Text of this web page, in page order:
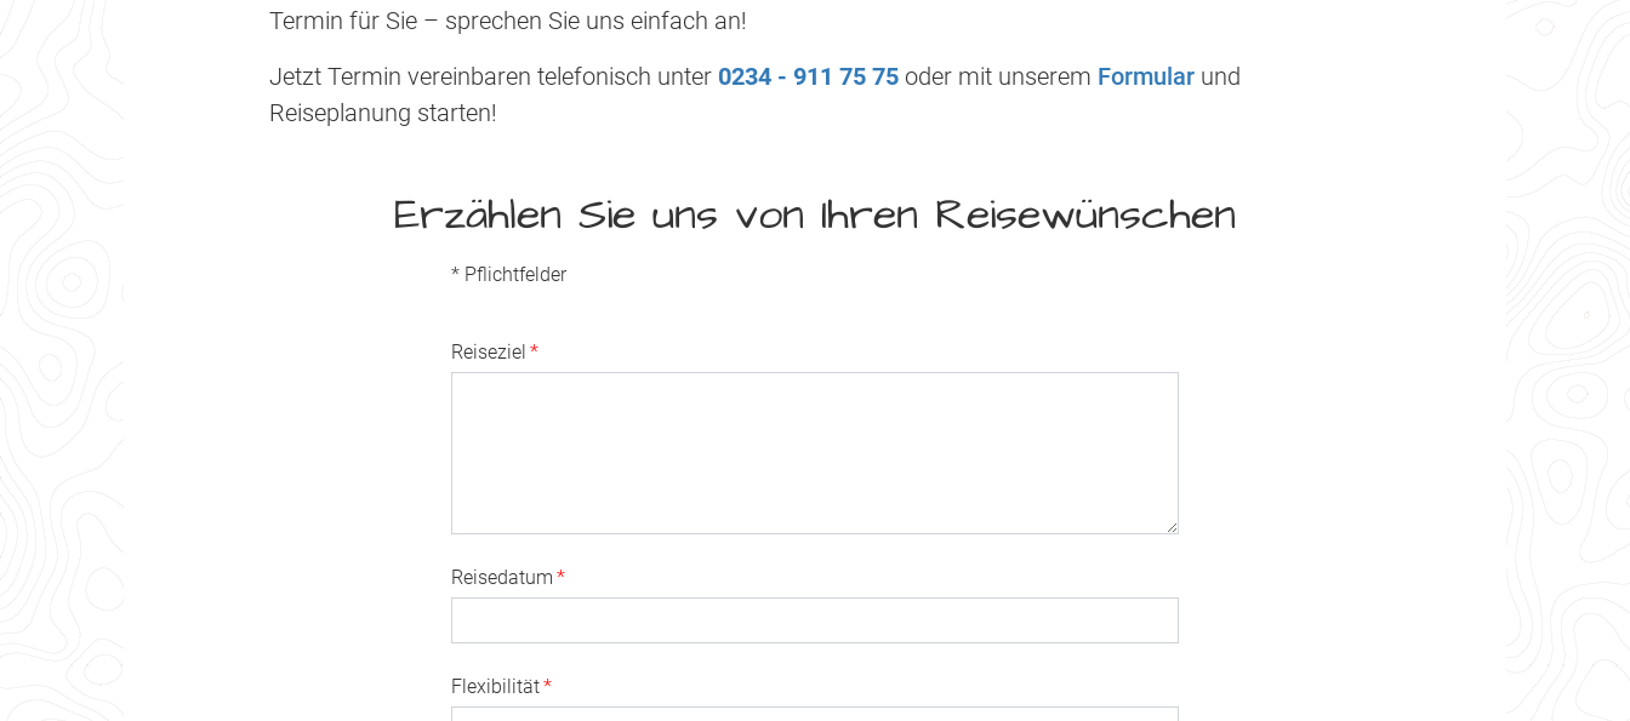
Termin für Sie – sprechen Sie uns einfach an!
Jetzt Termin vereinbaren telefonisch unter 0234 - 911 75 75 oder mit unserem Formular und
Reiseplanung starten!
Erzählen Sie uns von Ihren Reisewünschen
* Pflichtfelder
Reiseziel *
Reisedatum *
Flexibilität*